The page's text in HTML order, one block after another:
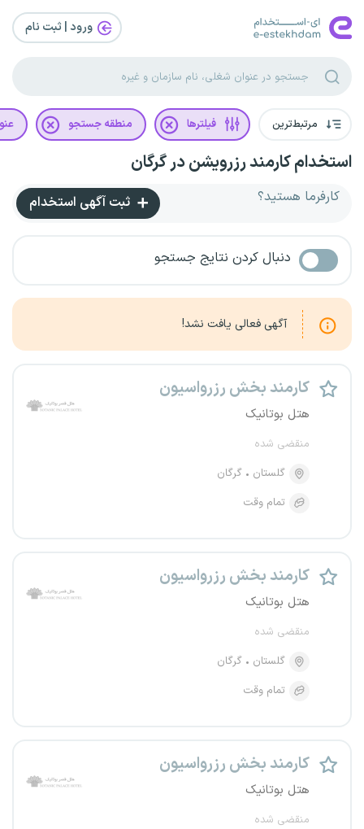
ورود | ثبت‌ نام
مرتبط‌ترین فیلترها منطقه جستجو
استخدام کارمند رزرویشن در گرگان
کارفرما هستید؟ ثبت آگهی استخدام
دنبال کردن نتایج جستجو
آگهی فعالی یافت نشد!
کارمند بخش رزرواسیون
هتل بوتانیک
منقضی شده
گلستان
گرگان
تمام وقت
کارمند بخش رزرواسیون
هتل بوتانیک
منقضی شده
گلستان
گرگان
تمام وقت
کارمند بخش رزرواسیون
هتل بوتانیک
منقضی شده